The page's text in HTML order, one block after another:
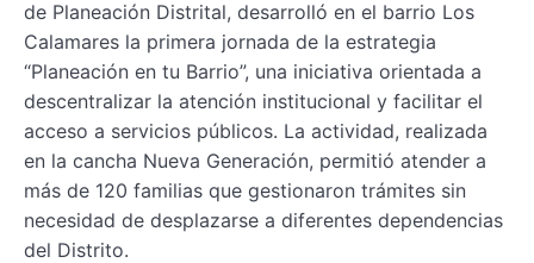
de Planeación Distrital, desarrolló en el barrio Los
Calamares la primera jornada de la estrategia
“Planeación en tu Barrio”, una iniciativa orientada a
descentralizar la atención institucional y facilitar el
acceso a servicios públicos. La actividad, realizada
en la cancha Nueva Generación, permitió atender a
más de 120 familias que gestionaron trámites sin
necesidad de desplazarse a diferentes dependencias
del Distrito.